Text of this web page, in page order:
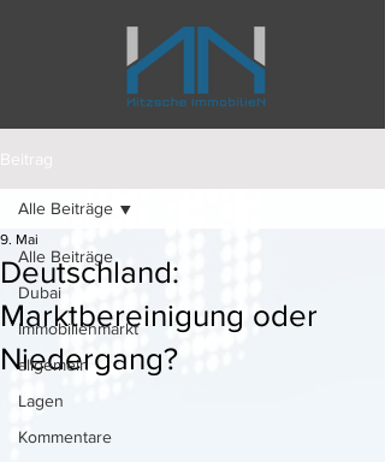
Beitrag
Alle Beiträge
Dubai
Immobilienmarkt
allgemein
Lagen
Kommentare
Alle Beiträge
Deutschland:
Marktbereinigung oder
Niedergang?
9. Mai